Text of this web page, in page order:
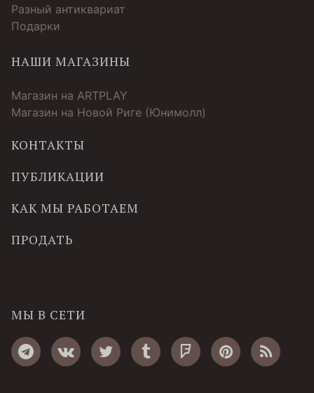
Разный антиквариат
Подарки
НАШИ МАГАЗИНЫ
Магазин на ARTPLAY
Магазин на Новой Риге (Юнимолл)
КОНТАКТЫ
ПУБЛИКАЦИИ
КАК МЫ РАБОТАЕМ
ПРОДАТЬ
МЫ В СЕТИ